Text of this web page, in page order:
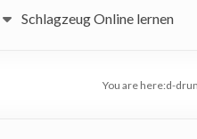
Schlagzeug Online lernen
You are here:d-